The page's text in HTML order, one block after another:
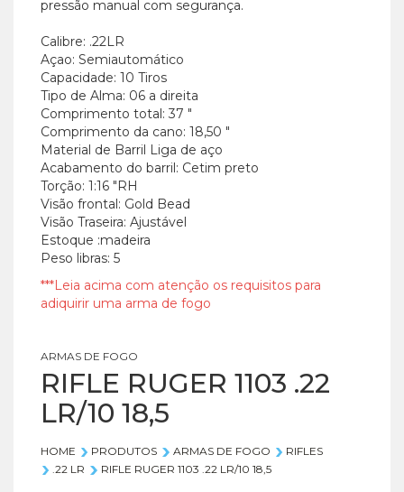
pressão manual com segurança.
Calibre: .22LR
Açao: Semiautomático
Capacidade: 10 Tiros
Tipo de Alma: 06 a direita
Comprimento total: 37 "
Comprimento da cano: 18,50 "
Material de Barril Liga de aço
Acabamento do barril: Cetim preto
Torção: 1:16 "RH
Visão frontal: Gold Bead
Visão Traseira: Ajustável
Estoque :madeira
Peso libras: 5
***Leia acima com atenção os requisitos para
adiquirir uma arma de fogo
ARMAS DE FOGO
RIFLE RUGER 1103 .22
LR/10 18,5
HOME PRODUTOS ARMAS DE FOGO
RIFLES
.22 LR
RIFLE RUGER 1103 .22 LR/10 18,5